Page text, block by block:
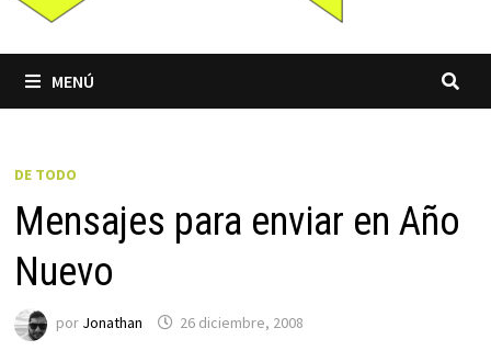
MENÚ
DE TODO
Mensajes para enviar en Año
Nuevo
por Jonathan 26 diciembre, 2008